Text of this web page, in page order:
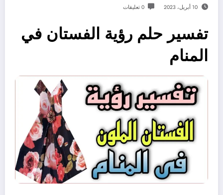
10 أبريل، 2023 0 تعليقات
تفسير حلم رؤية الفستان في
المنام